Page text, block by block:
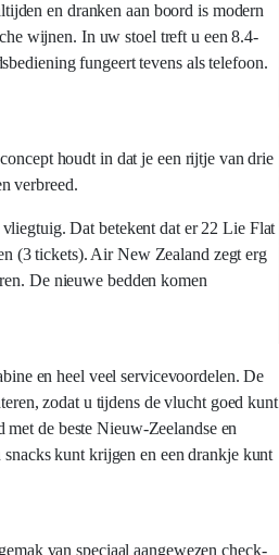
en dranken aan boord is modern
wijnen. In uw stoel treft u een 8.4-
fungeert tevens als telefoon.
houdt in dat je een rijtje van drie
verbreed.
Dat betekent dat er 22 Lie Flat
(3 tickets). Air New Zealand zegt erg
De nieuwe bedden komen
en heel veel servicevoordelen. De
zodat u tijdens de vlucht goed kunt
de beste Nieuw-Zeelandse en
kunt krijgen en een drankje kunt
van speciaal aangewezen check-